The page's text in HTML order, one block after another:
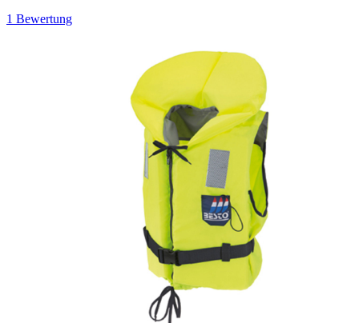
1 Bewertung